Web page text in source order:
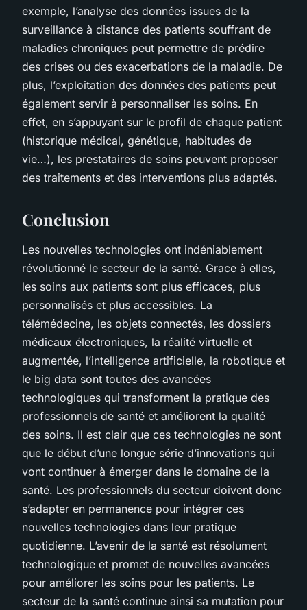
exemple, l’analyse des données issues de la
surveillance à distance des patients souffrant de
maladies chroniques peut permettre de prédire
des crises ou des exacerbations de la maladie. De
plus, l’exploitation des données des patients peut
également servir à personnaliser les soins. En
effet, en s’appuyant sur le profil de chaque patient
(historique médical, génétique, habitudes de
vie…), les prestataires de soins peuvent proposer
des traitements et des interventions plus adaptés.
Conclusion
Les nouvelles technologies ont indéniablement
révolutionné le secteur de la santé. Grace à elles,
les soins aux patients sont plus efficaces, plus
personnalisés et plus accessibles. La
télémédecine, les objets connectés, les dossiers
médicaux électroniques, la réalité virtuelle et
augmentée, l’intelligence artificielle, la robotique et
le big data sont toutes des avancées
technologiques qui transforment la pratique des
professionnels de santé et améliorent la qualité
des soins. Il est clair que ces technologies ne sont
que le début d’une longue série d’innovations qui
vont continuer à émerger dans le domaine de la
santé. Les professionnels du secteur doivent donc
s’adapter en permanence pour intégrer ces
nouvelles technologies dans leur pratique
quotidienne. L’avenir de la santé est résolument
technologique et promet de nouvelles avancées
pour améliorer les soins pour les patients. Le
secteur de la santé continue ainsi sa mutation pour